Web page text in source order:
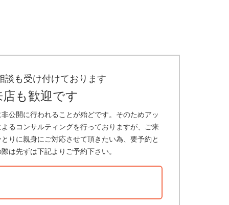
談も受け付けております
店も歓迎です
公開に行われることが殆どです。そのためアッ
るコンサルティングを行っておりますが、ご来
りに親身にご対応させて頂きたい為、要予約と
は先ずは下記よりご予約下さい。